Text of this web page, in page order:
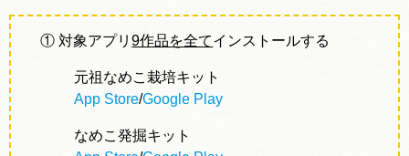
① 対象アプリ9作品を全てインストールする
元祖なめこ栽培キット
App Store/Google Play
なめこ発掘キット